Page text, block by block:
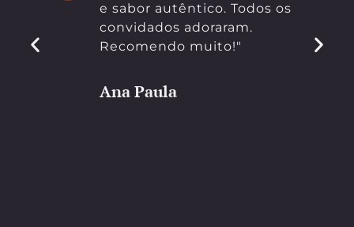
e sabor autêntico. Todos os
convidados adoraram.
Recomendo muito!"
Ana Paula